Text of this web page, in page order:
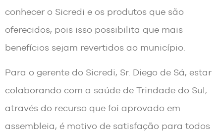
conhecer o Sicredi e os produtos que são
oferecidos, pois isso possibilita que mais
benefícios sejam revertidos ao município.
Para o gerente do Sicredi, Sr. Diego de Sá, estar
colaborando com a saúde de Trindade do Sul,
através do recurso que foi aprovado em
assembleia, é motivo de satisfação para todos